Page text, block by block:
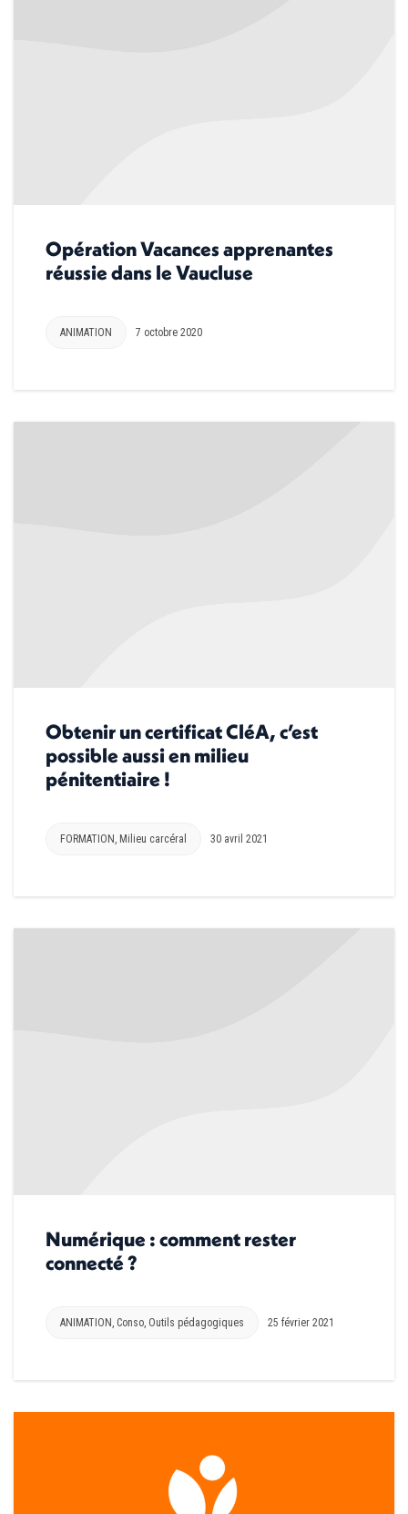
Opération Vacances apprenantes
réussie dans le Vaucluse
ANIMATION 7 octobre 2020
Obtenir un certificat CléA, c’est
possible aussi en milieu
pénitentiaire !
FORMATION , Milieu carcéral 30 avril 2021
Numérique : comment rester
connecté ?
ANIMATION, Conso, Outils pédagogiques 25 février 2021